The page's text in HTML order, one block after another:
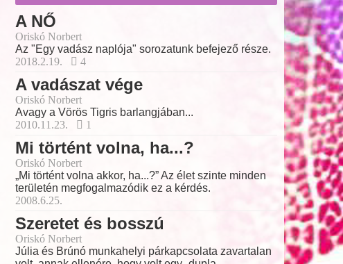
A NŐ
Oriskó Norbert
Az "Egy vadász naplója" sorozatunk befejező része.
2018.2.19.
4
A vadászat vége
Oriskó Norbert
Avagy a Vörös Tigris barlangjában...
2010.11.23.
1
Mi történt volna, ha...?
Oriskó Norbert
„Mi történt volna akkor, ha...?” Az élet szinte minden
területén megfogalmazódik ez a kérdés.
2008.6.25.
Szeretet és bosszú
Oriskó Norbert
Júlia és Brúnó munkahelyi párkapcsolata zavartalan